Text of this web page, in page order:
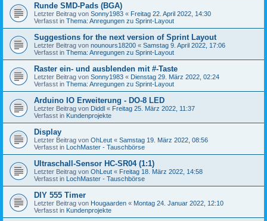
Runde SMD-Pads (BGA)
Letzter Beitrag von Sonny1983 « Freitag 22. April 2022, 14:30
Verfasst in Thema: Anregungen zu Sprint-Layout
Suggestions for the next version of Sprint Layout
Letzter Beitrag von nounours18200 « Samstag 9. April 2022, 17:06
Verfasst in Thema: Anregungen zu Sprint-Layout
Raster ein- und ausblenden mit #-Taste
Letzter Beitrag von Sonny1983 « Dienstag 29. März 2022, 02:24
Verfasst in Thema: Anregungen zu Sprint-Layout
Arduino IO Erweiterung - DO-8 LED
Letzter Beitrag von Diddl « Freitag 25. März 2022, 11:37
Verfasst in Kundenprojekte
Display
Letzter Beitrag von OhLeut « Samstag 19. März 2022, 08:56
Verfasst in LochMaster - Tauschbörse
Ultraschall-Sensor HC-SR04 (1:1)
Letzter Beitrag von OhLeut « Freitag 18. März 2022, 14:58
Verfasst in LochMaster - Tauschbörse
DIY 555 Timer
Letzter Beitrag von Hougaarden « Montag 24. Januar 2022, 12:10
Verfasst in Kundenprojekte